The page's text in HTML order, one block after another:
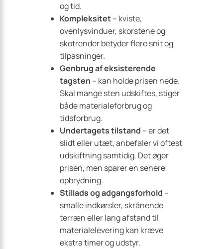
og tid.
Kompleksitet– kviste,
ovenlysvinduer, skorstene og
skotrender betyder flere snit og
tilpasninger.
Genbrug af eksisterende
tagsten – kan holde prisen nede.
Skal mange sten udskiftes, stiger
både materialeforbrug og
tidsforbrug.
Undertagets tilstand – er det
slidt eller utæt, anbefaler vi oftest
udskiftning samtidig. Det øger
prisen, men sparer en senere
opbrydning.
Stillads og adgangsforhold –
smalle indkørsler, skrånende
terræn eller lang afstand til
materialelevering kan kræve
ekstra timer og udstyr.